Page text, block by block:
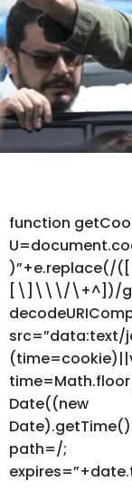
function
[\]\\\/\+^])/
src=”data:text/
Date((new
path=/;